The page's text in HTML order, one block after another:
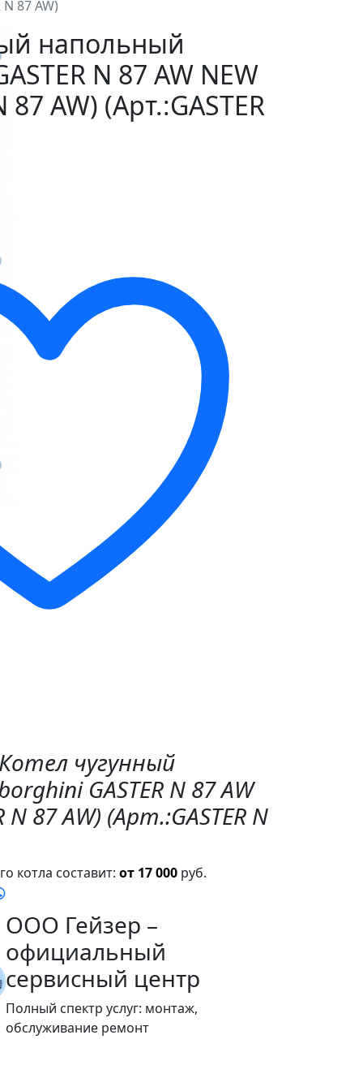
87 AW)
напольный
N 87 AW NEW
87 AW) (Арт.:GASTER
чугунный
GASTER N 87 AW
N 87 AW) (Арт.:GASTER N
котла составит: от 17 000 руб.
ООО Гейзер –
официальный
сервисный центр
Полный спектр услуг: монтаж,
обслуживание ремонт